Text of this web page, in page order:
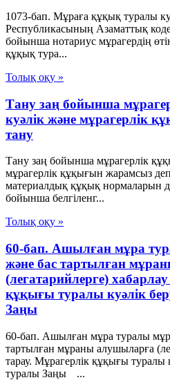
1073-бап. Мұраға құқық туралы
Республикасының Азаматтық
бойынша нотариус мұрагердiң
құқық тура...
Толық оқу »
Тану заң бойынша
куәлік және мұрагерлік
тану
Тану заң бойынша мұрагерлік
мұрагерлік құқығын жарамсыз
материалдық құқық нормаларын
бойынша белгіленг...
Толық оқу »
60-бап. Ашылған мұра
және бас тартылған
(легатарийлерге)
құқығы туралы куәлiк
Заңы
60-бап. Ашылған мұра туралы
тартылған мұраны алушыларға
тарау. Мұрагерлiк құқығы туралы
туралы Заңы ...